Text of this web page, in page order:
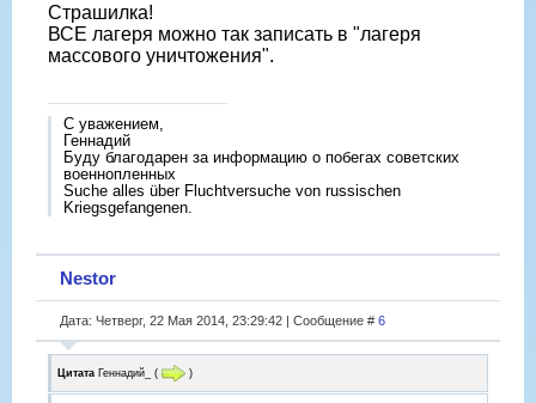
Страшилка!
ВСЕ лагеря можно так записать в "лагеря
массового уничтожения".
С уважением,
Геннадий
Буду благодарен за информацию о побегах советских
военнопленных
Suche alles über Fluchtversuche von russischen
Kriegsgefangenen.
Nestor
Дата: Четверг, 22 Мая 2014, 23:29:42 | Сообщение # 6
Цитата Геннадий_ ( )